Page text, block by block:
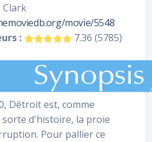
Clark
movie/5548
:
7.36 (5785)
Détroit est, comme
d'histoire, la proie
Pour pallier ce